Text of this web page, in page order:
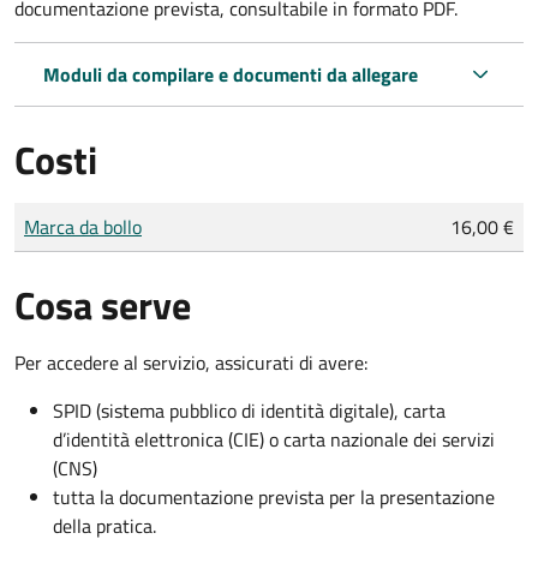
documentazione prevista, consultabile in formato PDF.
Moduli da compilare e documenti da allegare
Costi
Tipo di pagamento
Importo
Marca da bollo 16,00 €
Cosa serve
Per accedere al servizio, assicurati di avere:
SPID (sistema pubblico di identità digitale), carta
d’identità elettronica (CIE) o carta nazionale dei servizi
(CNS)
tutta la documentazione prevista per la presentazione
della pratica.